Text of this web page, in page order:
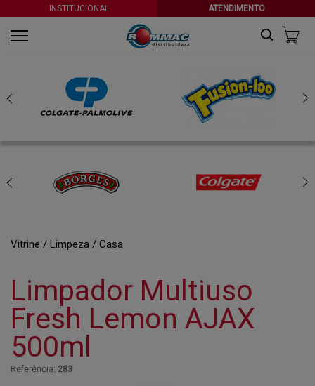
INSTITUCIONAL ATENDIMENTO
Vitrine Limpeza Casa
Limpador Multiuso
Fresh Lemon AJAX
500ml
Referência: 283